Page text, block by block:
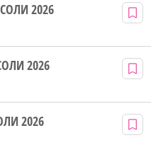
2026
2026
2026